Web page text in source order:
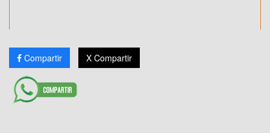
Compartir X Compartir